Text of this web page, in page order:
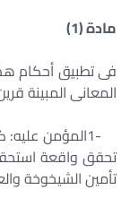
مادة (1)
فى تطبيق أحكام
المعانى المبينة
1-المؤمن
تحقق واقعة
تأمين الشيخوخة